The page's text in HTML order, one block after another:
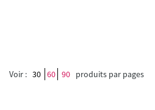
Voir : 30 60 90 produits par pages